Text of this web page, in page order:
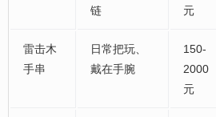
链
元
雷击木
手串
日常把玩、
戴在手腕
150-
2000
元